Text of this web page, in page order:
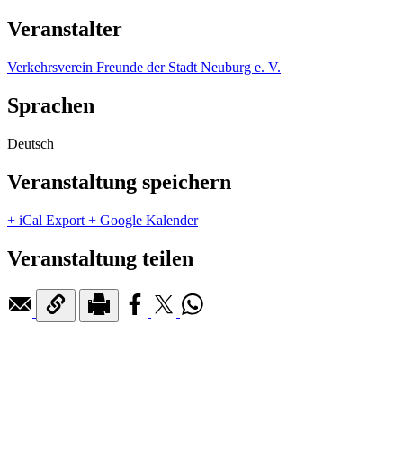
Veranstalter
Verkehrsverein Freunde der Stadt Neuburg e. V.
Sprachen
Deutsch
Veranstaltung speichern
+ iCal Export + Google Kalender
Veranstaltung teilen